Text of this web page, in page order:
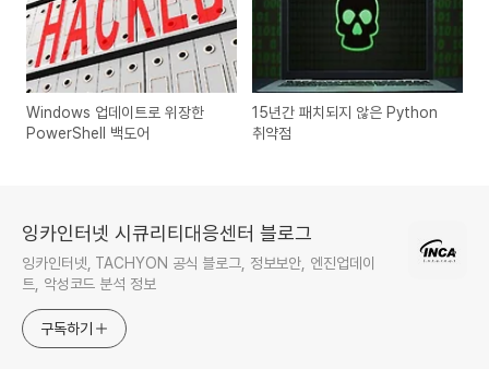
Windows 업데이트로 위장한
PowerShell 백도어
15년간 패치되지 않은 Python
취약점
잉카인터넷 시큐리티대응센터 블로그
잉카인터넷, TACHYON 공식 블로그, 정보보안, 엔진업데이
트, 악성코드 분석 정보
구독하기